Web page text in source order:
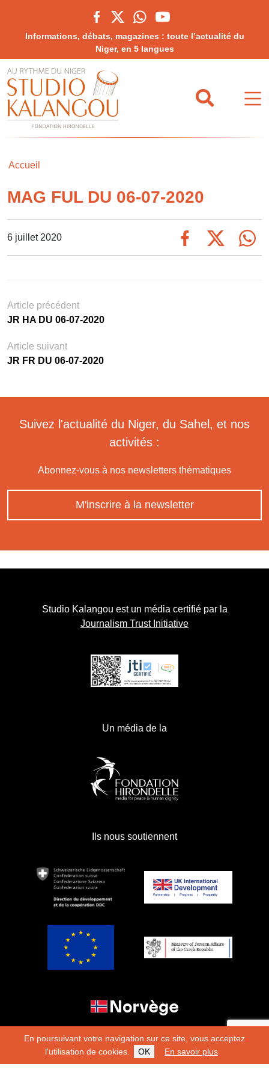
En poursuivant votre navigation sur ce site, vous acceptez
l'utilisation de cookies.
OK En savoir plus
Informations, débats, magazines : toute l’actualité du
Niger, en 5 langues
Accueil
MAG FUL DU 06-07-2020
6 juillet 2020
Article précédent
JR HA DU 06-07-2020
Article suivant
JR FR DU 06-07-2020
Suivez l'actualité du Niger, du Sahel, et nos
activités :
Abonnez-vous à nos newsletters thématiques
M'inscrire à la newsletter
Studio Kalangou est un média certifié par la
Journalism Trust Initiative
Un média de la
Ils nous soutiennent